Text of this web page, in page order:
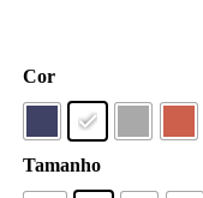
Cor
Tamanho